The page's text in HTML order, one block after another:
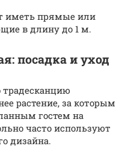
иметь прямые или
в длину до 1 м.
посадка и уход
традесканцию
растение, за которым
гостем на
часто используют
дизайна.